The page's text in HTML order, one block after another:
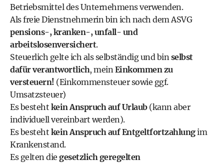
Betriebsmittel des Unternehmens verwenden.
Als freie Dienstnehmerin bin ich nach dem ASVG
pensions-, kranken-, unfall- und
arbeitslosenversichert.
Steuerlich gelte ich als selbständig und binselbst
dafür verantwortlich, meinEinkommen zu
versteuern! (Einkommensteuer sowie ggf.
Umsatzsteuer)
Es besteht kein Anspruch auf Urlaub(kann aber
individuell vereinbart werden).
Es besteht kein Anspruch auf Entgeltfortzahlungim
Krankenstand.
Es gelten die gesetzlich geregelten